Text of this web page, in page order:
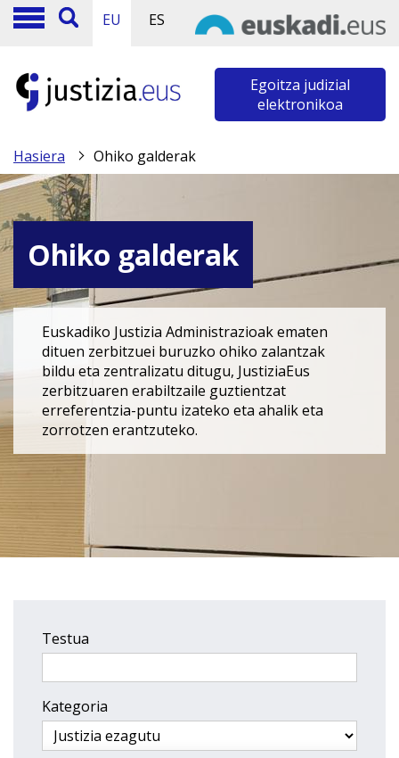
EU ES
Egoitza judizial
elektronikoa
Hasiera Ohiko galderak
Ohiko galderak
Euskadiko Justizia Administrazioak ematen
dituen zerbitzuei buruzko ohiko zalantzak
bildu eta zentralizatu ditugu, JustiziaEus
zerbitzuaren erabiltzaile guztientzat
erreferentzia-puntu izateko eta ahalik eta
zorrotzen erantzuteko.
Testua
Kategoria